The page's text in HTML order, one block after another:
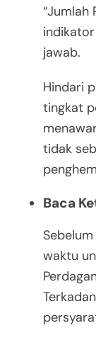
“Jumlah
jawab.
Hindari
tingkat
tidak
Baca
waktu